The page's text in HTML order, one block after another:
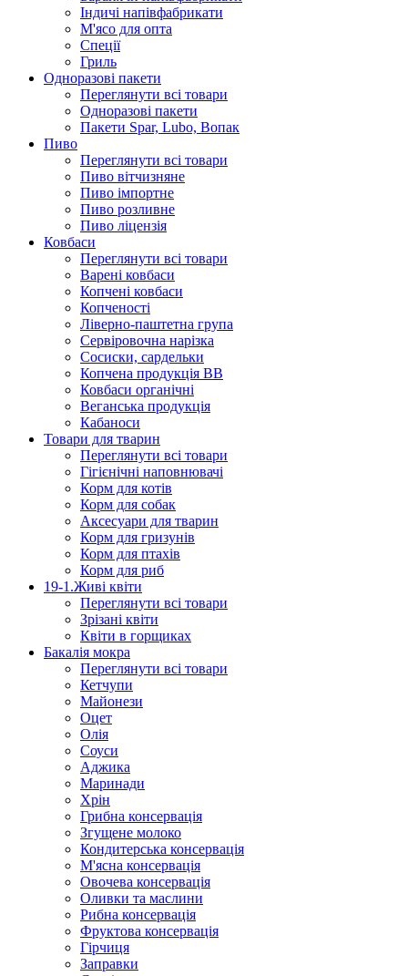
Iндичi напiвфабрикати
М'ясо для опта
Спеції
Гриль
Одноразові пакети
Переглянути всі товари
Одноразові пакети
Пакети Spar, Lubo, Вопак
Пиво
Переглянути всі товари
Пиво вітчизняне
Пиво імпортне
Пиво розливне
Пиво ліцензія
Ковбаси
Переглянути всі товари
Варені ковбаси
Копчені ковбаси
Копченості
Ліверно-паштетна група
Сервіровочна нарізка
Сосиски, сардельки
Копчена продукція ВВ
Ковбаси органічні
Веганська продукція
Кабаноси
Товари для тварин
Переглянути всі товари
Гігієнічні наповнювачі
Корм для котів
Корм для собак
Аксесуари для тварин
Корм для гризунів
Корм для птахів
Корм для риб
19-1.Живі квіти
Переглянути всі товари
Зрізані квіти
Квіти в горщиках
Бакалія мокра
Переглянути всі товари
Кетчупи
Майонези
Оцет
Олія
Соуси
Аджика
Маринади
Хрін
Грибна консервація
Згущене молоко
Кондитерська консервація
М'ясна консервація
Овочева консервація
Оливки та маслини
Рибна консервація
Фруктова консервація
Гірчиця
Заправки